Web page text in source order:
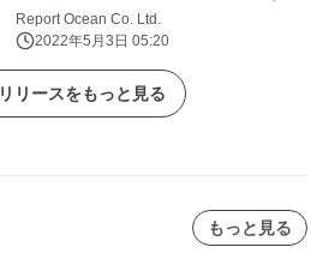
と予測される
Report Ocean Co. Ltd.
2022年5月3日 05:20
リースをもっと見る
もっと見る